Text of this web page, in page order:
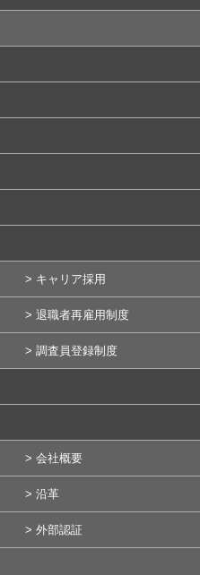
> キャリア採用
> 退職者再雇用制度
> 調査員登録制度
> 会社概要
> 沿革
> 外部認証